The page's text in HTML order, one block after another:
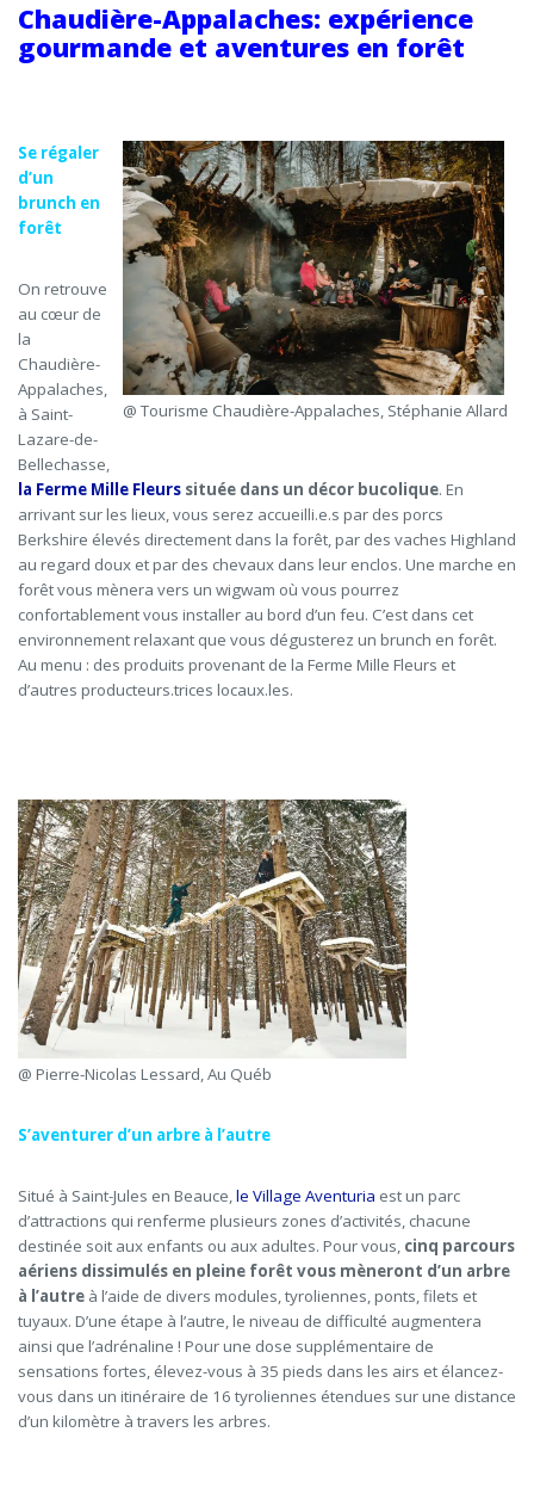
Chaudière-Appalaches: expérience
gourmande et aventures en forêt
@ Tourisme Chaudière-Appalaches, Stéphanie Allard
Se régaler
d’un
brunch en
forêt
On retrouve
au cœur de
la
Chaudière-
Appalaches,
à Saint-
Lazare-de-
Bellechasse,
la Ferme Mille Fleurs située dans un décor bucolique. En
arrivant sur les lieux, vous serez accueilli.e.s par des porcs
Berkshire élevés directement dans la forêt, par des vaches Highland
au regard doux et par des chevaux dans leur enclos. Une marche en
forêt vous mènera vers un wigwam où vous pourrez
confortablement vous installer au bord d’un feu. C’est dans cet
environnement relaxant que vous dégusterez un brunch en forêt.
Au menu : des produits provenant de la Ferme Mille Fleurs et
d’autres producteurs.trices locaux.les.
@ Pierre-Nicolas Lessard, Au Québ
S’aventurer d’un arbre à l’autre
Situé à Saint-Jules en Beauce,le Village Aventuria estun parc
d’attractions qui renferme plusieurs zones d’activités, chacune
destinée soit aux enfants ou aux adultes. Pour vous, cinq parcours
aériens dissimulés en pleine forêt vous mèneront d’un arbre
à l’autre à l’aide de divers modules, tyroliennes, ponts, filets et
tuyaux. D’une étape à l’autre, le niveau de difficulté augmentera
ainsi que l’adrénaline ! Pour une dose supplémentaire de
sensations fortes, élevez-vous à 35 pieds dans les airs et élancez-
vous dans un itinéraire de 16 tyroliennes étendues sur une distance
d’un kilomètre à travers les arbres.